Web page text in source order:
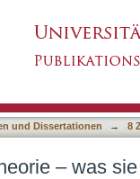
Perspektiven
und Dissertationen → 8
– was